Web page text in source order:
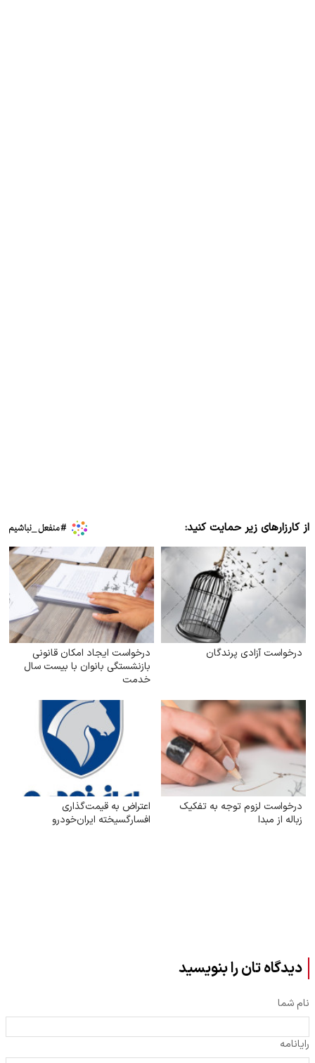
از کارزارهای زیر حمایت کنید:
درخواست آزادی پرندگان
درخواست ایجاد امکان قانونی
بازنشستگی بانوان با بیست سال
خدمت
درخواست لزوم توجه به تفکیک
زباله از مبدا
اعتراض به قیمت‌گذاری
افسارگسیخته ایران‌خودرو
دیدگاه تان را بنویسید
نام شما
رایانامه